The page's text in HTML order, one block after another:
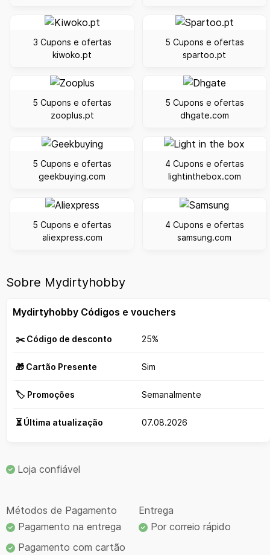
3 Cupons e ofertas
kiwoko.pt
5 Cupons e ofertas
spartoo.pt
5 Cupons e ofertas
zooplus.pt
5 Cupons e ofertas
dhgate.com
5 Cupons e ofertas
geekbuying.com
4 Cupons e ofertas
lightinthebox.com
5 Cupons e ofertas
aliexpress.com
4 Cupons e ofertas
samsung.com
Sobre Mydirtyhobby
Mydirtyhobby Códigos e vouchers
✂️ Código de desconto 25%
🎁 Cartão Presente Sim
🏷️ Promoções Semanalmente
⏳ Última atualização 07.08.2026
Loja confiável
Métodos de Pagamento
Pagamento na entrega
Pagamento com cartão
Entrega
Por correio rápido